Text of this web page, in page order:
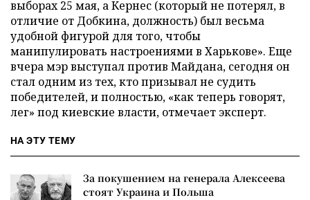
выборах 25 мая, а Кернес (который не потерял, в
отличие от Добкина, должность) был весьма
удобной фигурой для того, чтобы
манипулировать настроениями в Харькове». Еще
вчера мэр выступал против Майдана, сегодня он
стал одним из тех, кто призывал не судить
победителей, и полностью, «как теперь говорят,
лег» под киевские власти, отмечает эксперт.
НА ЭТУ ТЕМУ
За покушением на генерала Алексеева
стоят Украина и Польша